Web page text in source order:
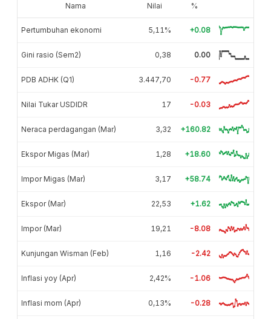
Nama Nilai %
Pertumbuhan ekonomi 5,11% +0.08
Gini rasio (Sem2) 0,38 0.00
PDB ADHK (Q1) 3.447,70 -0.77
Nilai Tukar USDIDR 17 -0.03
Neraca perdagangan (Mar) 3,32 +160.82
Ekspor Migas (Mar) 1,28 +18.60
Impor Migas (Mar) 3,17 +58.74
Ekspor (Mar) 22,53 +1.62
Impor (Mar) 19,21 -8.08
Kunjungan Wisman (Feb) 1,16 -2.42
Inflasi yoy (Apr) 2,42% -1.06
Inflasi mom (Apr) 0,13% -0.28